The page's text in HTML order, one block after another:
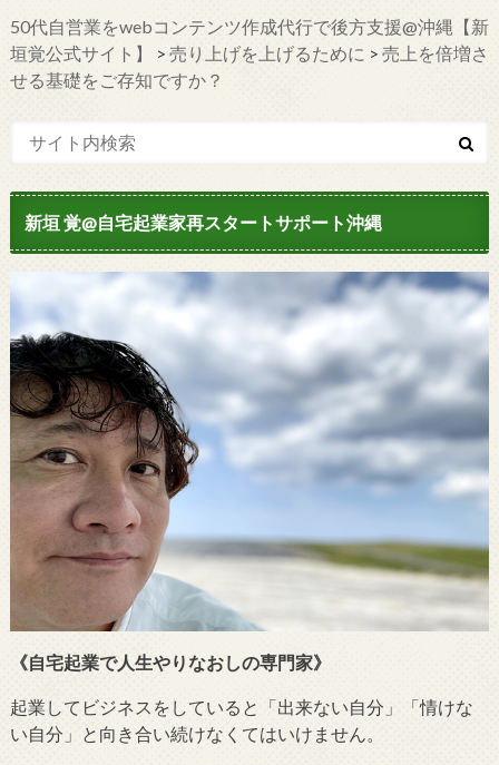
50代自営業をwebコンテンツ作成代行で後方支援@沖縄【新
垣覚公式サイト】
> 売り上げを上げるために > 売上を倍増さ
せる基礎をご存知ですか？
新垣 覚@自宅起業家再スタートサポート沖縄
《自宅起業で人生やりなおしの専門家》
起業してビジネスをしていると「出来ない自分」「情けな
い自分」と向き合い続けなくてはいけません。